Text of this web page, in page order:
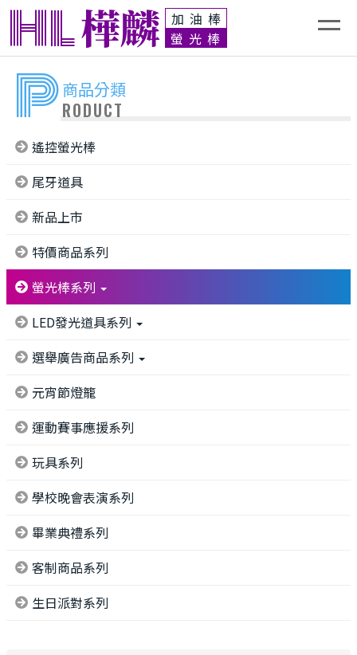
HL樺麟 加油棒
螢光棒
商品分類
PRODUCT
遙控螢光棒
尾牙道具
新品上市
特價商品系列
螢光棒系列
LED發光道具系列
選舉廣告商品系列
元宵節燈籠
運動賽事應援系列
玩具系列
學校晚會表演系列
畢業典禮系列
客制商品系列
生日派對系列